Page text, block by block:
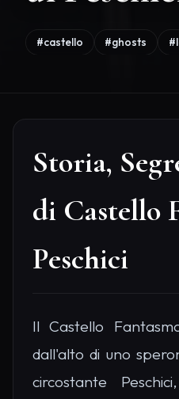
#castello #ghosts
Storia,
di Castello
Peschici
Il Castello
dall'alto di uno
circostante